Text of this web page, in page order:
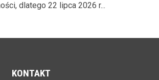
dlatego 22 lipca 2026 r...
KONTAKT